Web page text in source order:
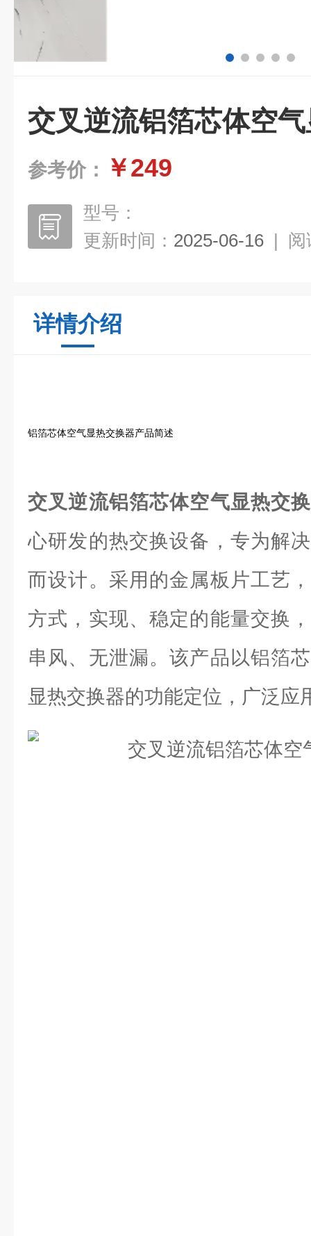
交叉逆流铝箔芯体空
参考价： ￥249
型号：
更新时间： 2025-06-16 | 阅
详情介绍
铝箔芯体空气显热交换器产品简述
交叉逆流铝箔芯体空气显热交
心研发的热交换设备，专为解
而设计。采用的金属板片工艺
方式，实现、稳定的能量交换
串风、无泄漏。该产品以铝箔
显热交换器的功能定位，广泛应